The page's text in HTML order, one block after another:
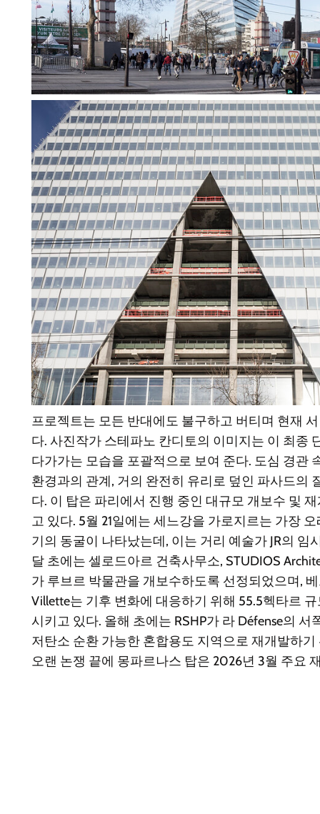
프로젝트는 모든 반대에도 불구하고 버티며 현재
다. 사진작가 스테파노 칸디토의 이미지는 이 최종
다가가는 모습을 포괄적으로 보여 준다. 도심 경관
환경과의 관계, 거의 완전히 유리로 덮인 파사드의
다. 이 탑은 파리에서 진행 중인 대규모 개보수 및
고 있다. 5월 21일에는 세느강을 가로지르는 가장
기의 동굴이 나타났는데, 이는 거리 예술가 JR의 임
달 초에는 셀로드아르 건축사무소, STUDIOS
가 루브르 박물관을 개보수하도록 선정되었으며,
Villette는 기후 변화에 대응하기 위해 55.5헥타르
시키고 있다. 올해 초에는 RSHP가 라 Défense의
저탄소 순환 가능한 혼합용도 지역으로 재개발하
오랜 논쟁 끝에 몽파르나스 탑은 2026년 3월 주요